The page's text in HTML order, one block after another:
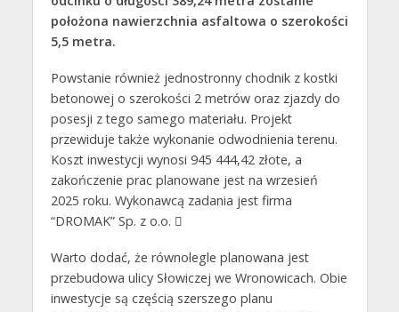
położona nawierzchnia asfaltowa o szerokości
5,5 metra.
Powstanie również jednostronny chodnik z kostki
betonowej o szerokości 2 metrów oraz zjazdy do
posesji z tego samego materiału. Projekt
przewiduje także wykonanie odwodnienia terenu.
Koszt inwestycji wynosi 945 444,42 złote, a
zakończenie prac planowane jest na wrzesień
2025 roku. Wykonawcą zadania jest firma
“DROMAK” Sp. z o.o. 
Warto dodać, że równolegle planowana jest
przebudowa ulicy Słowiczej we Wronowicach. Obie
inwestycje są częścią szerszego planu